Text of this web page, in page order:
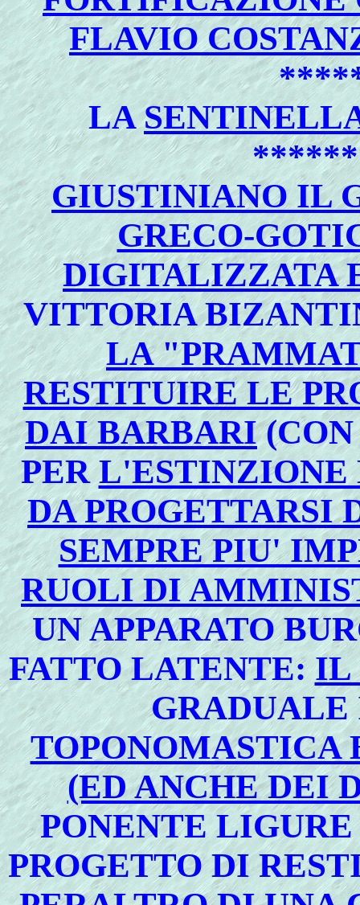
FLAVIO
LA
GIUSTINIANO IL
GRECO-
DIGITALIZZATA
VITTORIA
LA
RESTITUIRE LE
DAI BARBARI(CON
PER
DA PROGETTARSI
SEMPRE PIU'
RUOLI DI
UN APPARATO
FATTO LATENTE:IL
GRADUALE
TOPONOMASTICA
(ED ANCHE DEI
PONENTE
PROGETTO DI